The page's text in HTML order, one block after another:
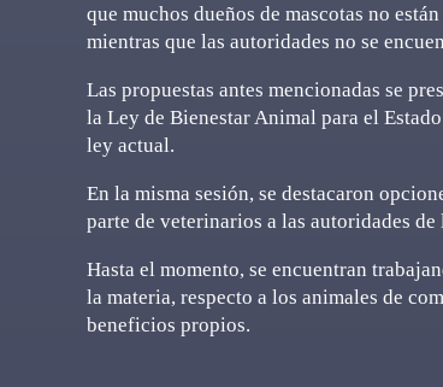
que muchos dueños de mascotas no
mientras que las autoridades no se
Las propuestas antes mencionadas se
la Ley de Bienestar Animal para el
ley actual.
En la misma sesión, se destacaron
parte de veterinarios a las autoridades
Hasta el momento, se encuentran
la materia, respecto a los animales de
beneficios propios.